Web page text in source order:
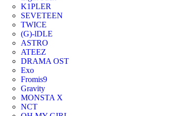
K1PLER
SEVETEEN
TWICE
(G)-lDLE
ASTRO
ATEEZ
DRAMA OST
Exo
Fromis9
Gravity
MONSTA X
NCT